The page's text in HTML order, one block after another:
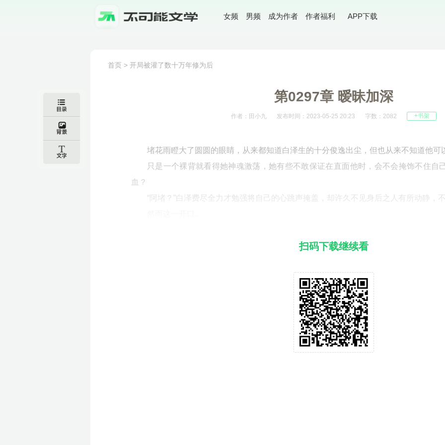
女频 男频 成为作者 作者福利 APP下载
首页 > 开局被灌了数十万年修为后
第0297章 暧昧加深
作者：田小九 发布时间：2023-05-25 20:23 字数：2082 +书架
堵花雨瞪大了圆圆的眼睛，从来都知道白泽生的十分俊逸出尘，但也从来不知道他
只是一个裸背就看得她神魂激荡，她有些不敢保证在直面他时，会不会掩饰不住自
血？
“阿堵？”白泽费尽全力才勉强将自己的心跳声掩盖，却许久不见身后之人有所动静，
扫码下载继续看